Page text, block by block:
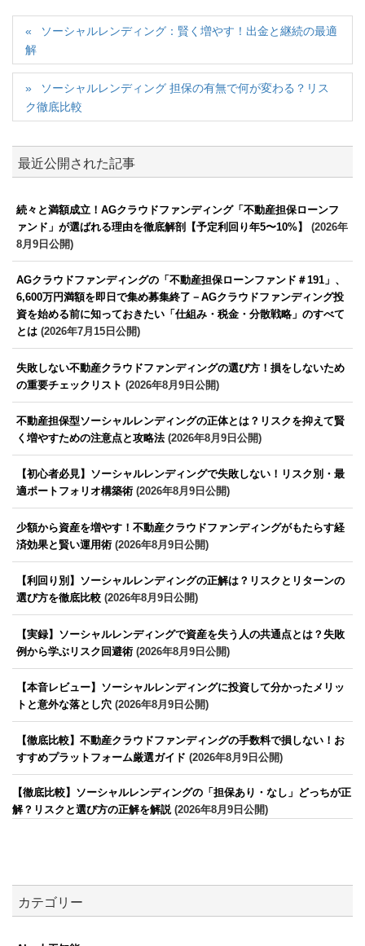
ソーシャルレンディング：賢く増やす！出金と継続の最適
解
ソーシャルレンディング 担保の有無で何が変わる？リス
ク徹底比較
最近公開された記事
続々と満額成立！AGクラウドファンディング「不動産担保ローンフ
ァンド」が選ばれる理由を徹底解剖【予定利回り年5〜10%】
(2026年
8月9日公開)
AGクラウドファンディングの「不動産担保ローンファンド＃191」、
6,600万円満額を即日で集め募集終了－AGクラウドファンディング投
資を始める前に知っておきたい「仕組み・税金・分散戦略」のすべて
とは (2026年7月15日公開)
失敗しない不動産クラウドファンディングの選び方！損をしないため
の重要チェックリスト (2026年8月9日公開)
不動産担保型ソーシャルレンディングの正体とは？リスクを抑えて賢
く増やすための注意点と攻略法(2026年8月9日公開)
【初心者必見】ソーシャルレンディングで失敗しない！リスク別・最
適ポートフォリオ構築術 (2026年8月9日公開)
少額から資産を増やす！不動産クラウドファンディングがもたらす経
済効果と賢い運用術 (2026年8月9日公開)
【利回り別】ソーシャルレンディングの正解は？リスクとリターンの
選び方を徹底比較 (2026年8月9日公開)
【実録】ソーシャルレンディングで資産を失う人の共通点とは？失敗
例から学ぶリスク回避術 (2026年8月9日公開)
【本音レビュー】ソーシャルレンディングに投資して分かったメリッ
トと意外な落とし穴 (2026年8月9日公開)
【徹底比較】不動産クラウドファンディングの手数料で損しない！お
すすめプラットフォーム厳選ガイド (2026年8月9日公開)
【徹底比較】ソーシャルレンディングの「担保あり・なし」どっちが正
解？リスクと選び方の正解を解説 (2026年8月9日公開)
カテゴリー